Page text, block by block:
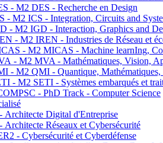
- M2 DES - Recherche en Design
- M2 ICS - Integration, Circuits and
- M2 IGD - Interaction, Graphics and
- M2 IREN - Industries de Réseau et
- M2 MICAS - Machine learnIng,
- M2 MVA - Mathématiques, Vision,
- M2 QMI - Quantique, Mathématiques,
- M2 SETI - Systèmes embarqués et
- PhD Track - Computer Science
Architecte Digital d'Entreprise
Architecte Réseaux et Cybersécurité
- Cybersécurité et Cyberdéfense